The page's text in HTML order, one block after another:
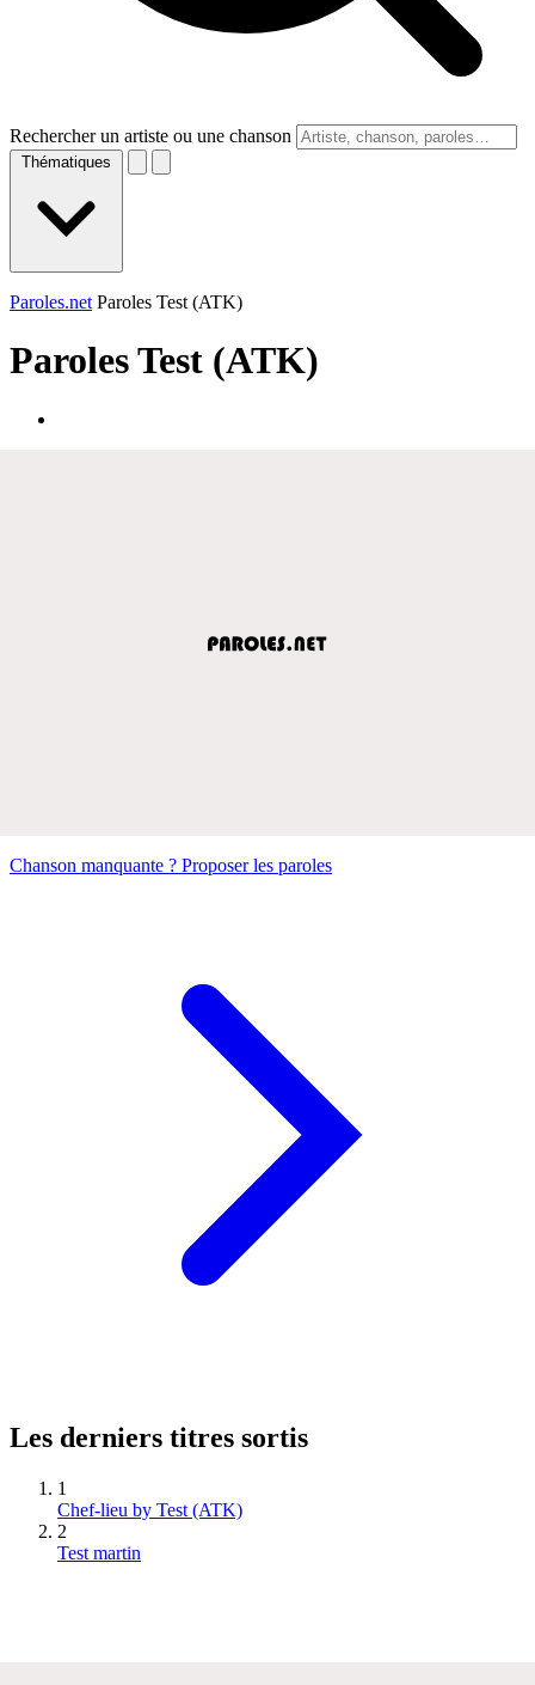
Rechercher un artiste ou une chanson
Thématiques
Paroles.net Paroles Test (ATK)
ParolesTest (ATK)
Chanson manquante ? Proposer les paroles
Les derniers titres sortis
1
Chef-lieu by Test (ATK)
2
Test martin